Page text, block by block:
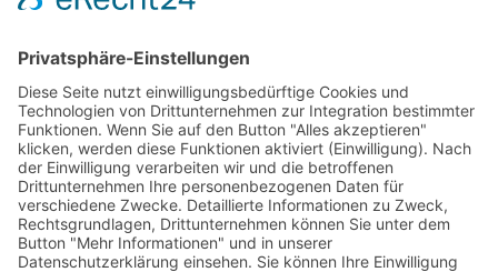
27211 Bassum
Tel.: 0 42 41 / 97 93 48
Fax: 0 42 41 / 97 93 49
E-Mail:info@bobek-moebel.de
Kontakt